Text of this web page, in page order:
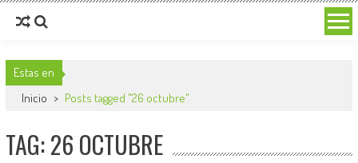
Estas en
Inicio > Posts tagged "26 octubre"
TAG: 26 OCTUBRE